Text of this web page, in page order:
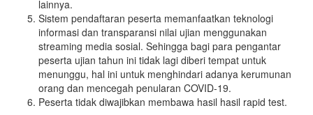
lainnya.
Sistem pendaftaran peserta memanfaatkan teknologi
informasi dan transparansi nilai ujian menggunakan
streaming media sosial. Sehingga bagi para pengantar
peserta ujian tahun ini tidak lagi diberi tempat untuk
menunggu, hal ini untuk menghindari adanya kerumunan
orang dan mencegah penularan COVID-19.
Peserta tidak diwajibkan membawa hasil hasil rapid test.